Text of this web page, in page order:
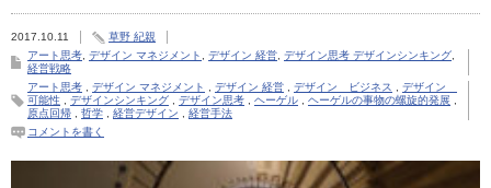
2017.10.11
草野 紀親
アート思考 デザイン マネジメント デザイン 経営 デザイン思考 デザインシンキング
経営戦略
アート思考
デザイン マネジメント デザイン 経営 デザイン ビジネス
デザイン
可能性
デザインシンキング デザイン思考 ヘーゲル ヘーゲルの事物の螺旋的発展
原点回帰
哲学 経営デザイン
経営手法
コメントを書く